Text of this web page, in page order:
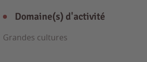
Domaine(s) d'activité
Grandes cultures